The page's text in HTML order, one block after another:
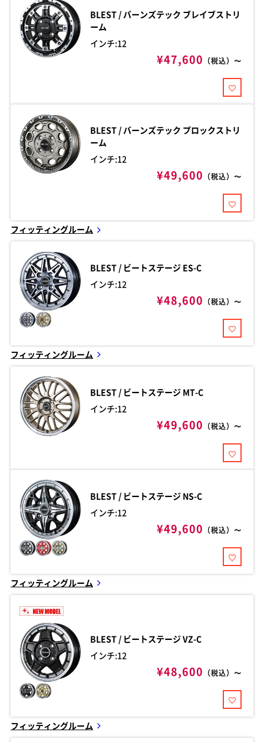
BLEST / バーンズテック ブレイブストリ
ーム
インチ:12
¥47,600 （税込）〜
BLEST / バーンズテック プロックストリ
ーム
インチ:12
¥49,600 （税込）〜
フィッティングルーム
BLEST / ビートステージ ES-C
インチ:12
¥48,600 （税込）〜
フィッティングルーム
BLEST / ビートステージ MT-C
インチ:12
¥49,600 （税込）〜
BLEST / ビートステージ NS-C
インチ:12
¥49,600 （税込）〜
フィッティングルーム
BLEST / ビートステージVZ-C
インチ:12
¥48,600 （税込）〜
フィッティングルーム